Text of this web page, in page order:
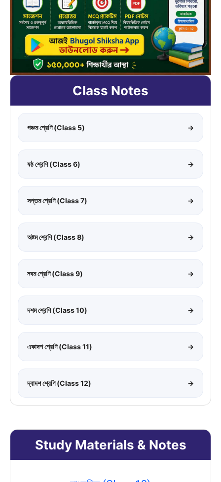
Class Notes
পঞ্চম শ্রেণি (Class 5) →
ষষ্ঠ শ্রেণি (Class 6) →
সপ্তম শ্রেণি (Class 7) →
অষ্টম শ্রেণি (Class 8) →
নবম শ্রেণি (Class 9) →
দশম শ্রেণি (Class 10) →
একাদশ শ্রেণি (Class 11) →
দ্বাদশ শ্রেণি (Class 12) →
Study Materials & Notes